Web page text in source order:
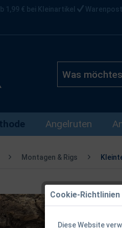
1,99 € bei Kleinartikel
Angelruten
Montagen & Rigs
Cookie-Richtlinien
Diese Website